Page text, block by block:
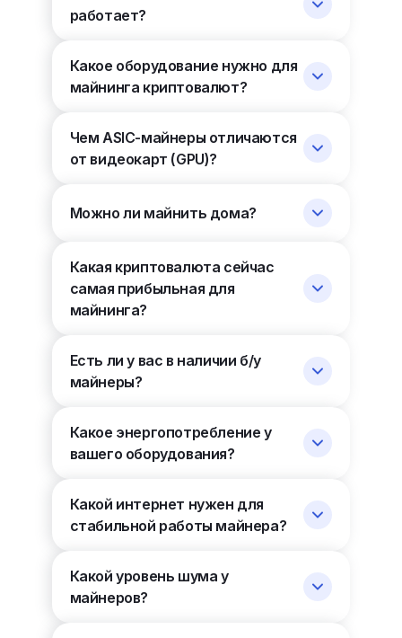
работает?
Какое оборудование нужно для
майнинга криптовалют?
Чем ASIC-майнеры отличаются
от видеокарт (GPU)?
Можно ли майнить дома?
Какая криптовалюта сейчас
самая прибыльная для
майнинга?
Есть ли у вас в наличии б/у
майнеры?
Какое энергопотребление у
вашего оборудования?
Какой интернет нужен для
стабильной работы майнера?
Какой уровень шума у
майнеров?